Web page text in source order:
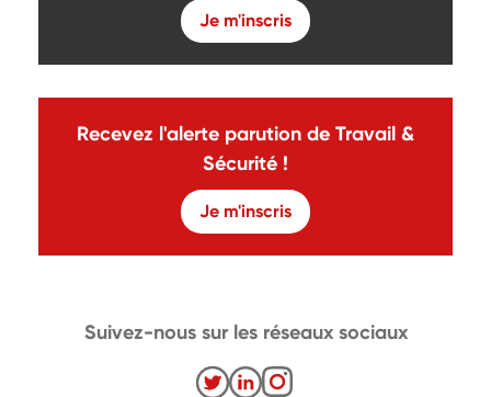
Je m'inscris
Recevez l'alerte parution de Travail &
Sécurité !
Je m'inscris
Suivez-nous sur les réseaux sociaux